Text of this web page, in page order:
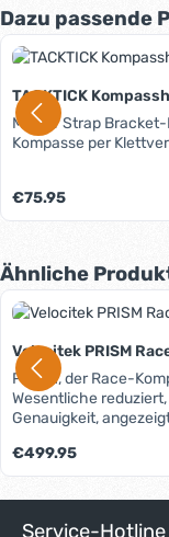
Produktgalerie
Dazu passende
TACKTICK
Mit der Strap Bracket-
Regulärer Preis:
€75.95
Produktgalerie
Ähnliche
Velocitek PRISM
PRISM, der Race-
Wesentliche
Genauigkeit,
das auch unter
ablesbar ist. All das
natürlich
Regulärer Preis:
€499.95
Service-Hotline